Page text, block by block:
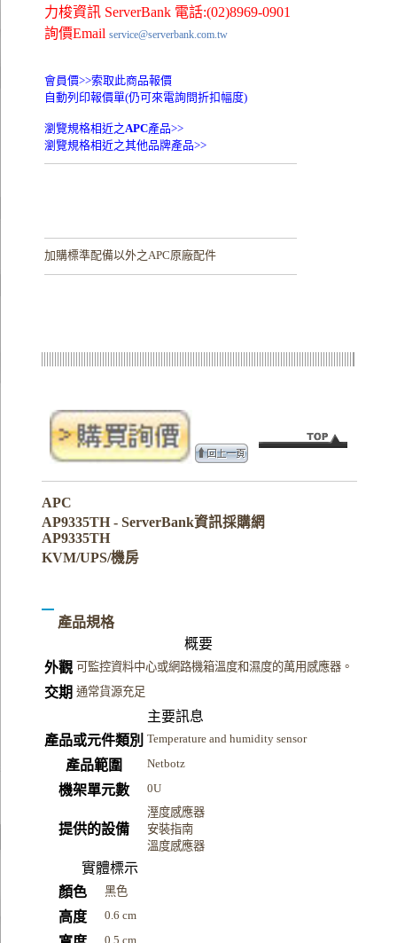
力梭資訊 ServerBank 電話:(02)8969-0901
詢價Email service@serverbank.com.tw
會員價>>索取此商品報價
自動列印報價單(仍可來電詢問折扣幅度)
瀏覽規格相近之APC產品>>
瀏覽規格相近之其他品牌產品>>
加購標準配備以外之APC原廠配件
APC
AP9335TH - ServerBank資訊採購網
AP9335TH
KVM/UPS/機房
產品規格
概要
外觀 可監控資料中心或網路機箱溫度和濕度的萬用感應器。
交期 通常貨源充足
主要訊息
產品或元件類別 Temperature and humidity sensor
產品範圍 Netbotz
機架單元數 0U
提供的設備
溼度感應器
安裝指南
溫度感應器
實體標示
顏色
黑色
高度 0.6 cm
0.5 cm